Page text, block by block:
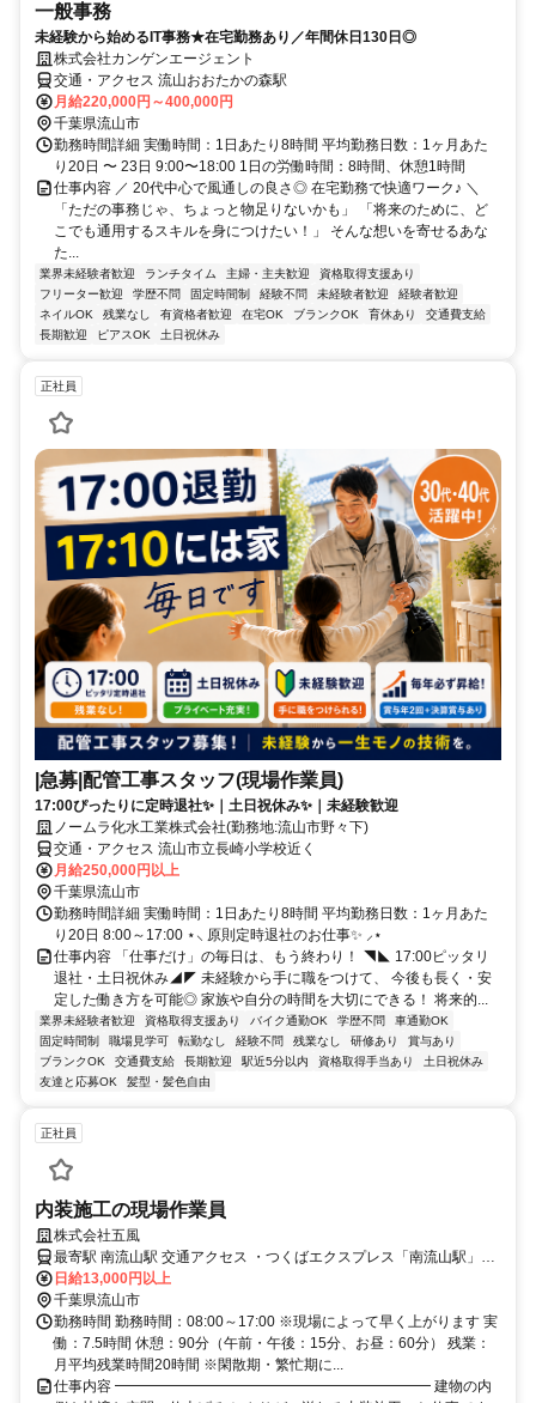
一般事務
未経験から始めるIT事務★在宅勤務あり／年間休日130日◎
株式会社カンゲンエージェント
交通・アクセス 流山おおたかの森駅
月給220,000円～400,000円
千葉県流山市
勤務時間詳細 実働時間：1日あたり8時間 平均勤務日数：1ヶ月あた
り20日 〜 23日 9:00〜18:00 1日の労働時間：8時間、休憩1時間
仕事内容 ／ 20代中心で風通しの良さ◎ 在宅勤務で快適ワーク♪ ＼
「ただの事務じゃ、ちょっと物足りないかも」 「将来のために、ど
こでも通用するスキルを身につけたい！」 そんな想いを寄せるあな
た...
業界未経験者歓迎 ランチタイム 主婦・主夫歓迎
資格取得支援あり
フリーター歓迎
学歴不問 固定時間制 経験不問 未経験者歓迎
経験者歓迎
ネイルOK
残業なし 有資格者歓迎 在宅OK ブランクOK 育休あり
交通費支給
長期歓迎
ピアスOK 土日祝休み
正社員
|急募|配管工事スタッフ(現場作業員)
17:00ぴったりに定時退社✨｜土日祝休み✨｜未経験歓迎
ノームラ化水工業株式会社(勤務地:流山市野々下)
交通・アクセス 流山市立長崎小学校近く
月給250,000円以上
千葉県流山市
勤務時間詳細 実働時間：1日あたり8時間 平均勤務日数：1ヶ月あた
り20日 8:00～17:00 ⋆⸜ 原則定時退社のお仕事✨ ⸝⋆
仕事内容 「仕事だけ」の毎日は、もう終わり！ ◥◣ 17:00ピッタリ
退社・土日祝休み◢◤ 未経験から手に職をつけて、 今後も長く・安
定した働き方を可能◎ 家族や自分の時間を大切にできる！ 将来的...
業界未経験者歓迎 資格取得支援あり バイク通勤OK 学歴不問
車通勤OK
固定時間制
職場見学可 転勤なし 経験不問 残業なし 研修あり
賞与あり
ブランクOK
交通費支給 長期歓迎 駅近5分以内 資格取得手当あり
土日祝休み
友達と応募OK
髪型・髪色自由
正社員
内装施工の現場作業員
株式会社五風
最寄駅 南流山駅 交通アクセス ・つくばエクスプレス「南流山駅」か
ら徒歩で約4分 ・JR在来線「南流山駅」から徒歩で約5分 ・流鉄「鰭
日給13,000円以上
千葉県流山市
勤務時間 勤務時間：08:00～17:00 ※現場によって早く上がります 実
働：7.5時間 休憩：90分（午前・午後：15分、お昼：60分） 残業：
月平均残業時間20時間 ※閑散期・繁忙期に...
仕事内容 ━━━━━━━━━━━━━━━━━━━━━━ 建物の内